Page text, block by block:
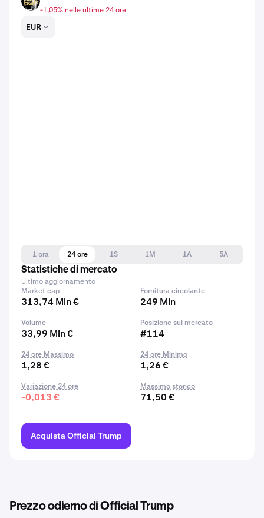
TRUMP
-1,05% nelle ultime 24 ore
EUR
1 ora 24 ore 1S 1M 1A
5A
Statistiche di mercato
Ultimo aggiornamento
Market cap
313,74 Mln €
Fornitura circolante
249 Mln
Volume
33,99 Mln €
Posizione sul mercato
#114
24 ore Massimo
1,28 €
24 ore Minimo
1,26 €
Variazione 24 ore
-0,013 €
Massimo storico
71,50 €
Acquista Official Trump
Prezzo odierno di Official Trump